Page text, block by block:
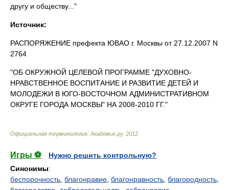
другу и обществу..."
Источник:
РАСПОРЯЖЕНИЕ префекта ЮВАО г. Москвы от 27.12.2007 N
2764
"ОБ ОКРУЖНОЙ ЦЕЛЕВОЙ ПРОГРАММЕ "ДУХОВНО-
НРАВСТВЕННОЕ ВОСПИТАНИЕ И РАЗВИТИЕ ДЕТЕЙ И
МОЛОДЕЖИ В ЮГО-ВОСТОЧНОМ АДМИНИСТРАТИВНОМ
ОКРУГЕ ГОРОДА МОСКВЫ" НА 2008-2010 ГГ."
Официальная терминология Академик.ру. 2012
Игры ⚽
Нужно решить контрольную?
Синонимы:
беспорочность благонравие благонравность благородность